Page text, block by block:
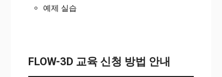
예제 실습
FLOW-3D 교육 신청 방법 안내